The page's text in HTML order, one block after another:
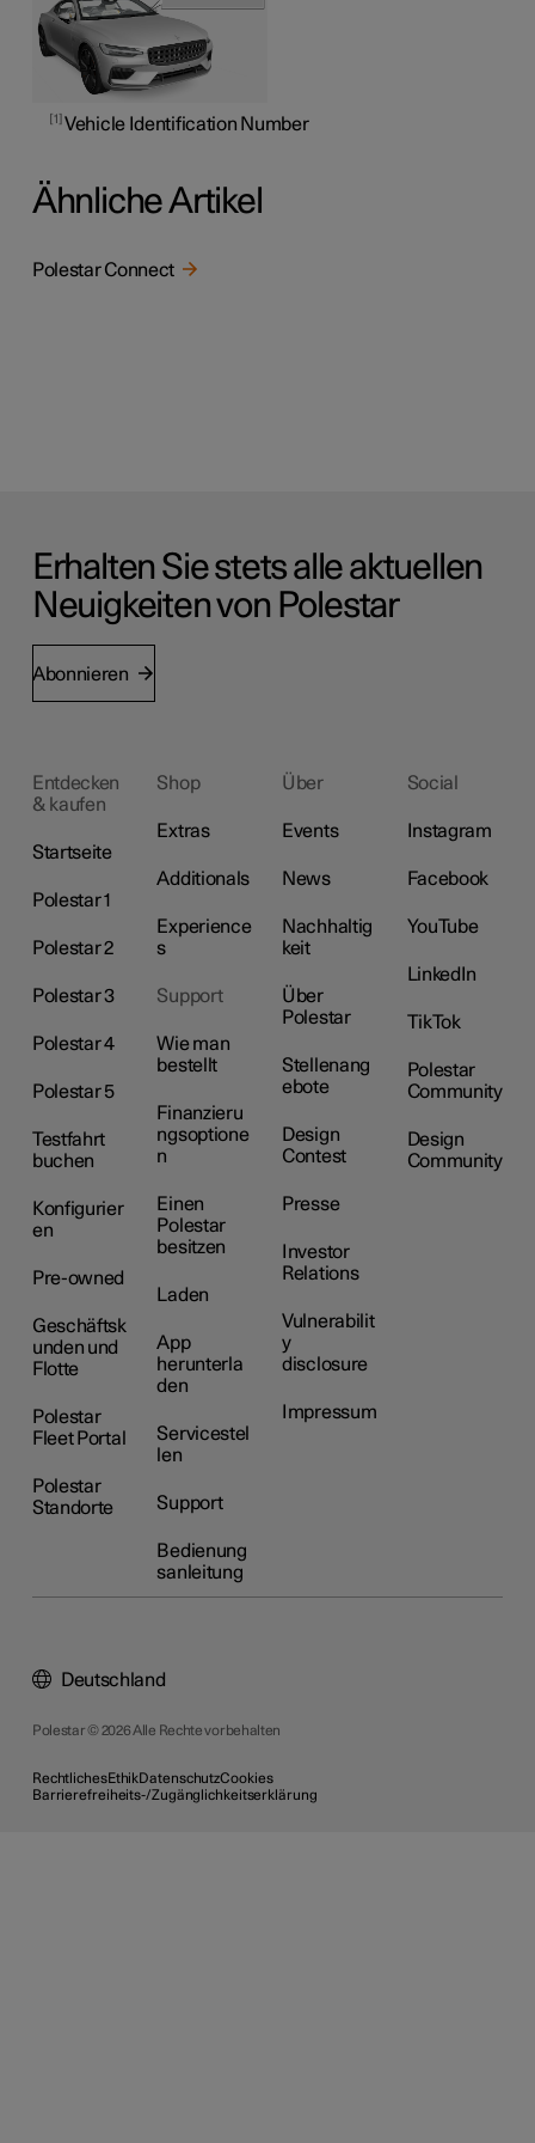
1 Vehicle Identification Number
Ähnliche Artikel
Polestar Connect
Erhalten Sie stets alle aktuellen
Neuigkeiten von Polestar
Abonnieren
Entdecken
& kaufen
Startseite
Polestar 1
Polestar 2
Polestar 3
Polestar 4
Polestar 5
Testfahrt
buchen
Konfigurier
en
Pre-owned
Geschäftsk
unden und
Flotte
Polestar
Fleet Portal
Polestar
Standorte
Shop
Extras
Additionals
Experience
s
Support
Wie man
bestellt
Finanzieru
ngsoptione
n
Einen
Polestar
besitzen
Laden
App
herunterla
den
Servicestel
len
Support
Bedienung
sanleitung
Über
Events
News
Nachhaltig
keit
Über
Polestar
Stellenang
ebote
Design
Contest
Presse
Investor
Relations
Vulnerabilit
y
disclosure
Impressum
Social
Instagram
Facebook
YouTube
LinkedIn
TikTok
Polestar
Community
Design
Community
Polestar © 2026 Alle Rechte vorbehalten
RechtlichesEthikDatenschutzCookies
Barrierefreiheits-/Zugänglichkeitserklärung
Deutschland